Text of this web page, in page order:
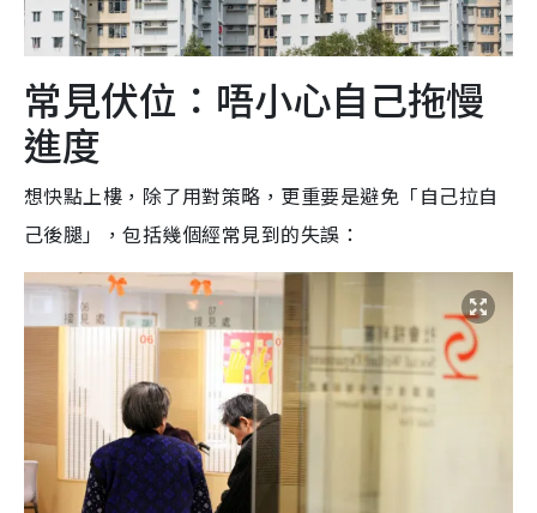
常見伏位：唔小心自己拖慢
進度
想快點上樓，除了用對策略，更重要是避免「自己拉自
己後腿」，包括幾個經常見到的失誤：